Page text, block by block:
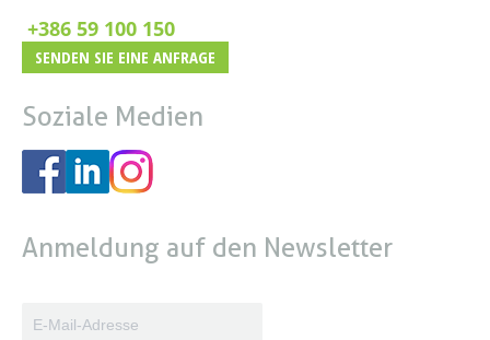
+386 59 100 150
SENDEN SIE EINE ANFRAGE
Soziale Medien
Anmeldung auf den Newsletter